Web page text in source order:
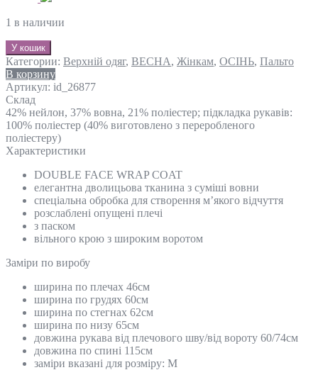
1 в наличии
У кошик
Категории: Верхній одяг, ВЕСНА, Жінкам, ОСІНЬ, Пальто
В корзину
Артикул: id_26877
Склад
42% нейлон, 37% вовна, 21% поліестер; підкладка рукавів:
100% поліестер (40% виготовлено з переробленого
поліестеру)
Характеристики
DOUBLE FACE WRAP COAT
елегантна дволицьова тканина з суміші вовни
спеціальна обробка для створення м’якого відчуття
розслаблені опущені плечі
з паском
вільного крою з широким воротом
Замiри по виробу
ширина по плечах 46см
ширина по грудях 60см
ширина по стегнах 62см
ширина по низу 65см
довжина рукава від плечового шву/від вороту 60/74см
довжина по спині 115см
заміри вказані для розміру: М